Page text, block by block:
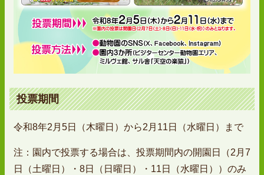
投票期間
令和8年2月5日（木曜日）から2月11日（水曜日）まで
注：園内で投票する場合は、投票期間内の開園日（2月7
日（土曜日）・8日（日曜日）・11日（水曜日））のみ